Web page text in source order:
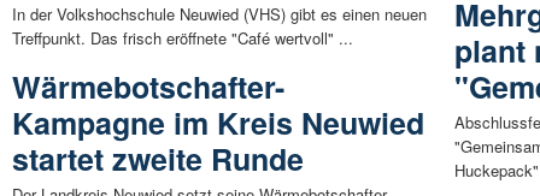
In der Volkshochschule Neuwied (VHS) gibt es einen neuen
Treffpunkt. Das frisch eröffnete "Café wertvoll" ...
Wärmebotschafter-
Kampagne im Kreis Neuwied
startet zweite Runde
plant